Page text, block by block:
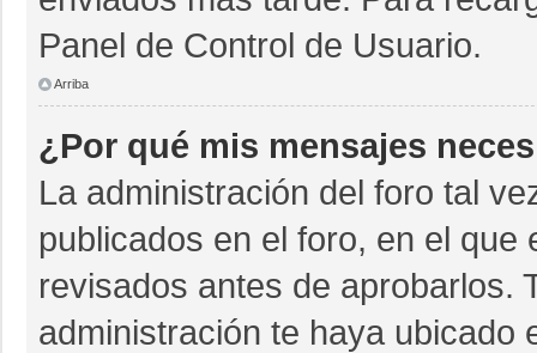
Panel de Control de Usuario.
Arriba
¿Por qué mis mensajes
La administración del foro tal
publicados en el foro, en el
revisados antes de aprobarlos.
administración te haya ubicado